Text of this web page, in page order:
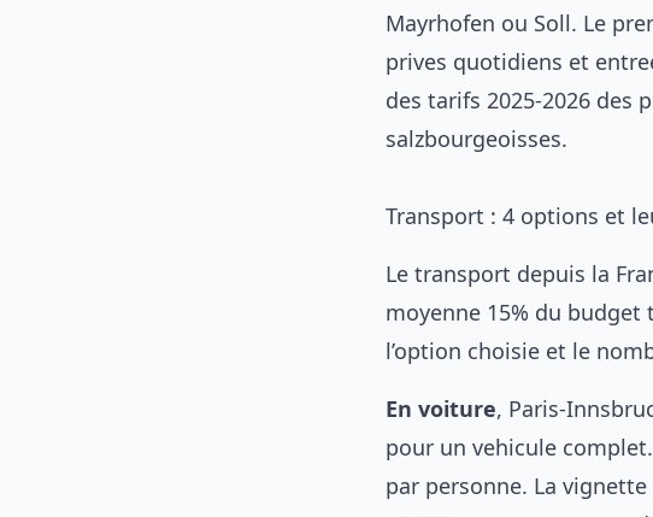
Mayrhofen ou Soll. Le
prives quotidiens et
des tarifs 2025-2026 des
salzbourgeoisses.
Transport : 4 options et
Le transport depuis la
moyenne 15% du
l’option choisie et le
En voiture, Paris-
pour un vehicule
par personne. La